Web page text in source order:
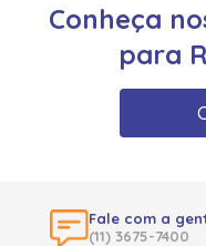
Conheça
para
Fale com a
(11) 3675-7400